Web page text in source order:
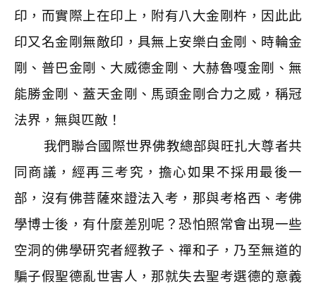
印，而實際上在印上，附有八大金剛杵，因此此
印又名金剛無敵印，具無上安樂白金剛、時輪金
剛、普巴金剛、大威德金剛、大赫魯嘎金剛、無
能勝金剛、蓋天金剛、馬頭金剛合力之威，稱冠
法界，無與匹敵！
我們聯合國際世界佛教總部與旺扎大尊者共
同商議，經再三考究，擔心如果不採用最後一
部，沒有佛菩薩來證法入考，那與考格西、考佛
學博士後，有什麼差別呢？恐怕照常會出現一些
空洞的佛學研究者經教子、禪和子，乃至無道的
騙子假聖德亂世害人，那就失去聖考選德的意義